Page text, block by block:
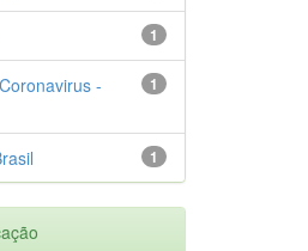
1
1
-
1